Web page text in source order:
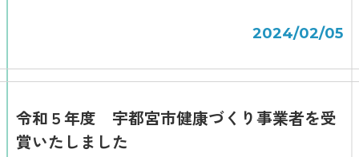
2024/02/05
令和５年度 宇都宮市健康づくり事業者を受
賞いたしました